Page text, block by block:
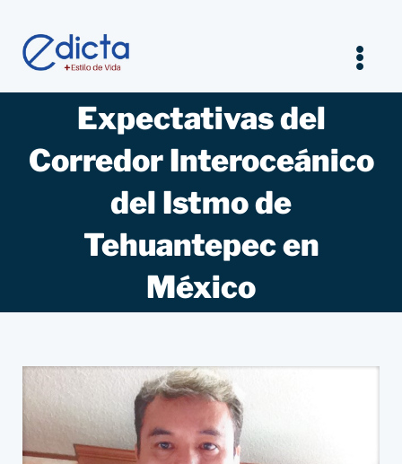
contenido
Inicio
Legal
Empresarios
Estilo de vida
Expectativas del
Corredor Interoceánico
del Istmo de
Tehuantepec en
México